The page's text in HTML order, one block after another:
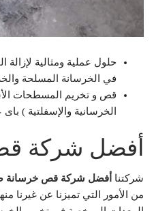
حلول عملية ومثالية لإزالة
في الخرسانة المسلحة
قص و تخريم المسطحات
الخرسانية والإسفلتية )
أفضل شركة
شركتنا أفضل شركة قص خرسانة
من الأمور التي تميزنا عن غيرنا